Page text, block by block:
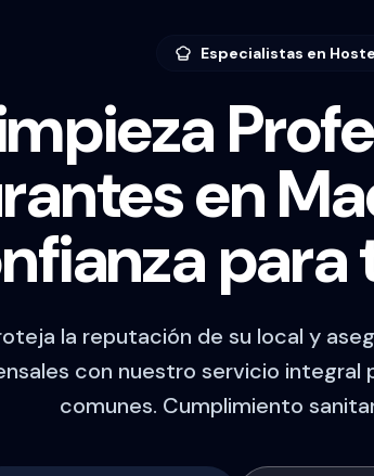
Especialistas en
en
para
la reputación de su local y
con nuestro servicio integral
comunes. Cumplimiento